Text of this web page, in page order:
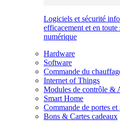
Logiciels et sécurité
efficacement et en
numérique
Hardware
Software
Commande du
Internet of Things
Modules de contrôle &
Smart Home
Commande de portes et
Bons & Cartes cadeaux